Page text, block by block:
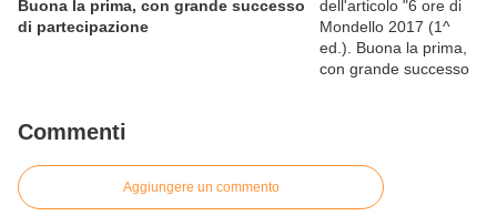
Buona la prima, con grande successo
di partecipazione
Commenti
Aggiungere un commento